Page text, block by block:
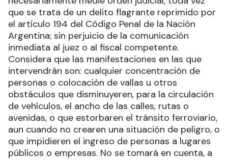
que se trata de un delito flagrante reprimido por
el artículo 194 del Código Penal de la Nación
Argentina; sin perjuicio de la comunicación
inmediata al juez o al fiscal competente.
Considera que las manifestaciones en las que
intervendrán son: cualquier concentración de
personas o colocación de vallas u otros
obstáculos que disminuyeren, para la circulación
de vehículos, el ancho de las calles, rutas o
avenidas, o que estorbaren el tránsito ferroviario,
aun cuando no crearen una situación de peligro, o
que impidieren el ingreso de personas a lugares
públicos o empresas. No se tomará en cuenta, a